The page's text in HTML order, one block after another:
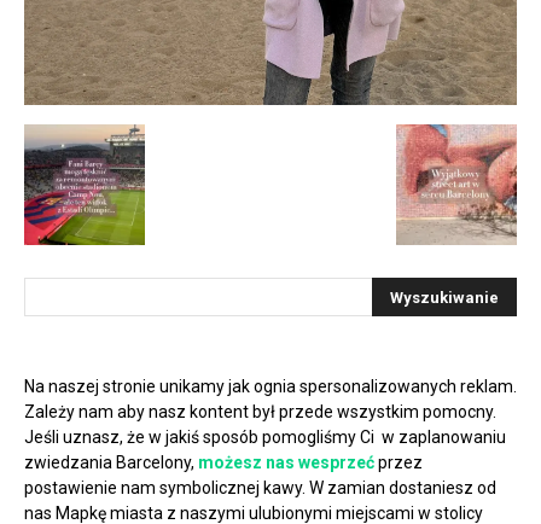
Na naszej stronie unikamy jak ognia spersonalizowanych reklam.
Zależy nam aby nasz kontent był przede wszystkim pomocny.
Jeśli uznasz, że w jakiś sposób pomogliśmy Ci w zaplanowaniu
zwiedzania Barcelony, możesz nas wesprzećprzez
postawienie nam symbolicznej kawy. W zamian dostaniesz od
nas Mapkę miasta z naszymi ulubionymi miejscami w stolicy